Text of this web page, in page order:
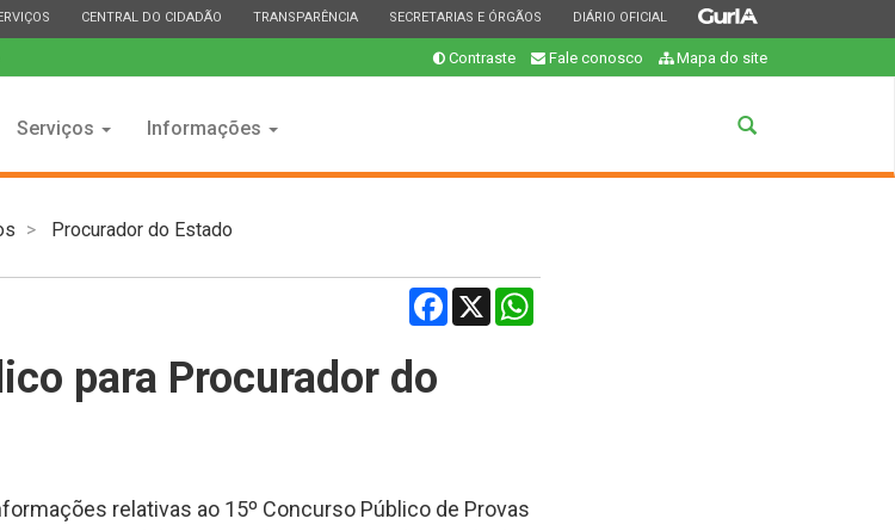
ESTADO
CENTRAL DO CIDADÃO ESTADO
TRANSPARÊNCIA ESTADO
SECRETARIAS E ÓRGÃOS ESTADO
DIÁRIO OFICIAL ESTADO
Contraste Fale conosco Mapa do site
Abrir
busca
Serviços Informações
Procurador do Estado
Facebook
X
para Procurador do
relativas ao 15º Concurso Público de Provas